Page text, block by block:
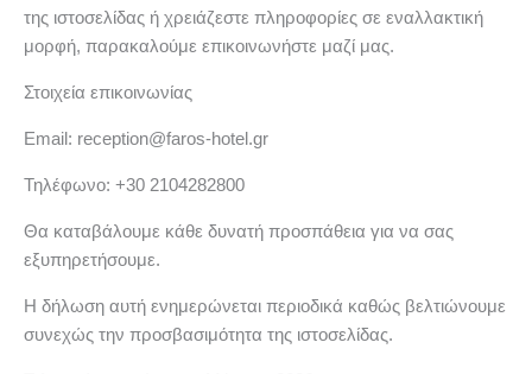
της ιστοσελίδας ή χρειάζεστε πληροφορίες σε εναλλακτική
μορφή, παρακαλούμε επικοινωνήστε μαζί μας.
Στοιχεία επικοινωνίας
Email: reception@faros-hotel.gr
Τηλέφωνο: +30 2104282800
Θα καταβάλουμε κάθε δυνατή προσπάθεια για να σας
εξυπηρετήσουμε.
Η δήλωση αυτή ενημερώνεται περιοδικά καθώς βελτιώνουμε
συνεχώς την προσβασιμότητα της ιστοσελίδας.